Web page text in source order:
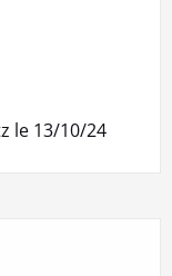
le 13/10/24